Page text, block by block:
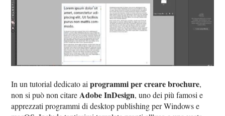
In un tutorial dedicato aiprogrammi per creare brochure,
non si può non citareAdobe InDesign, uno dei più famosi e
apprezzati programmi di desktop publishing per Windows e